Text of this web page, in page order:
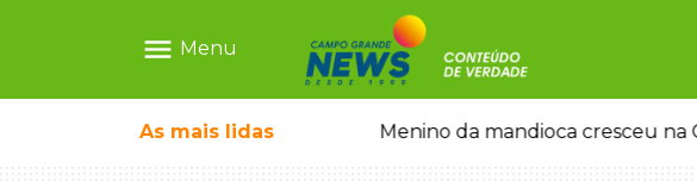
menu Menu
As mais lidas
não reconhece o filho queimado Menino da mandioca cresceu na